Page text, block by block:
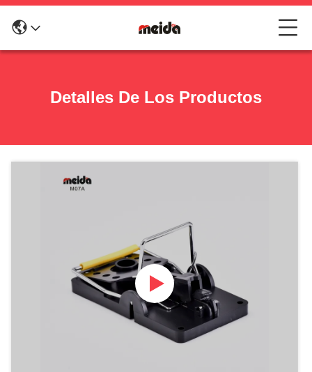
Detalles De Los Productos